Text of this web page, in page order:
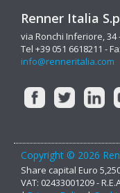
Renner Italia
via Ronchi Inferiore, 34
Tel +39 051 6618211 -
info@renneritalia.com
Copyright © 2026
Share capital Euro
VAT: 02433001209 -